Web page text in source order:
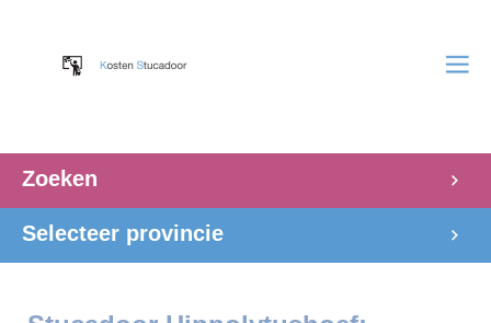
Zoeken
Selecteer provincie